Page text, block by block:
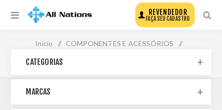
REVENDEDOR
FAÇA SEU CADASTRO
Início / COMPONENTES E ACESSÓRIOS /
ACESSÓRIOS
CATEGORIAS
MARCAS